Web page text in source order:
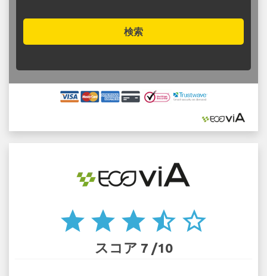
検索
star star star star_half star_border
スコア 7 /10